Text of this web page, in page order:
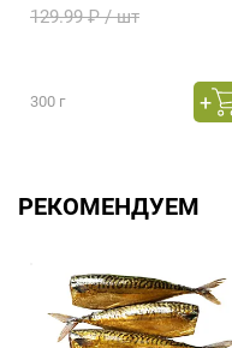
129.99 ₽ / шт
300 г
РЕКОМЕНДУЕМ